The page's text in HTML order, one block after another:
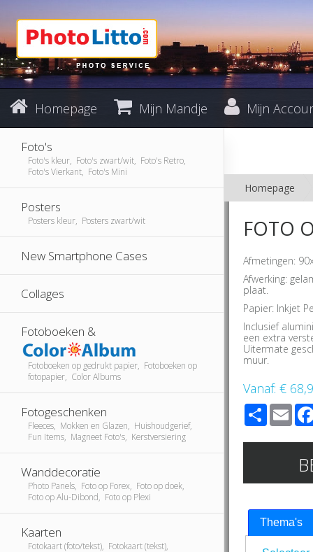
Homepage Mijn Mandje Mijn
Foto's
Foto's kleur, Foto's zwart/wit, Foto's Retro,
Foto's Vierkant, Foto's Mini
Posters
Posters kleur, Posters zwart/wit
New Smartphone Cases
Collages
Fotoboeken &
Fotoboeken op gedrukt papier, Fotoboeken op
fotopapier, Color Albums
Fotogeschenken
Fleeces, Mokken en Glazen, Huishoudgerief,
Fun Items, Magneet Foto's, Kerstversiering
Wanddecoratie
Photo Panels, Foto op Forex, Foto op doek,
Foto op Alu-Dibond, Foto op Plexi
Kaarten
Fotokaart (foto/tekst), Fotokaart (tekst),
Homepage
FOTO
Afmetingen:
Afwerking:
plaat.
Papier: Inkjet
Inclusief
een extra
Uitermate
muur.
Vanaf:€
Share
Thema's